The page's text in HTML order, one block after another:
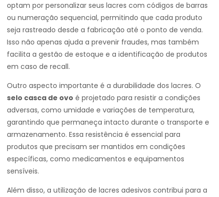
optam por personalizar seus lacres com códigos de barras
ou numeração sequencial, permitindo que cada produto
seja rastreado desde a fabricação até o ponto de venda.
Isso não apenas ajuda a prevenir fraudes, mas também
facilita a gestão de estoque e a identificação de produtos
em caso de recall.
Outro aspecto importante é a durabilidade dos lacres. O
selo casca de ovo é projetado para resistir a condições
adversas, como umidade e variações de temperatura,
garantindo que permaneça intacto durante o transporte e
armazenamento. Essa resistência é essencial para
produtos que precisam ser mantidos em condições
específicas, como medicamentos e equipamentos
sensíveis.
Além disso, a utilização de lacres adesivos contribui para a